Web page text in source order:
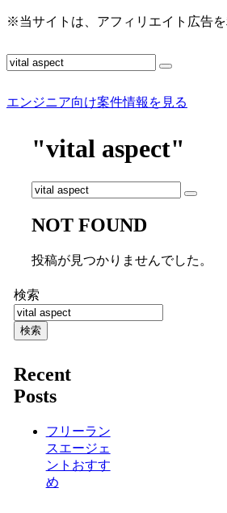
※当サイトは、アフィリエイト広告を
エンジニア向け案件情報を見る
"vital aspect"
NOT FOUND
投稿が見つかりませんでした。
検索
検索
Recent
Posts
フリーラン
スエージェ
ントおすす
め